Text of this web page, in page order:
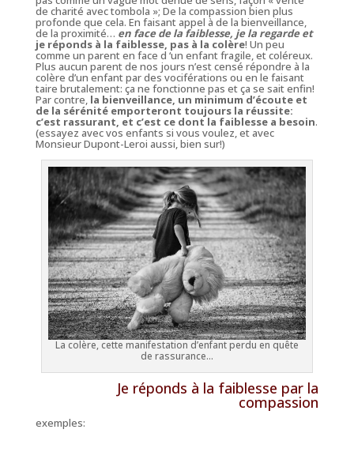
de charité avec tombola »; De la compassion bien plus
profonde que cela. En faisant appel à de la bienveillance,
de la proximité… en face de la faiblesse, je la regarde et
je réponds à la faiblesse, pas à la colère! Un peu
comme un parent en face d ‘un enfant fragile, et coléreux.
Plus aucun parent de nos jours n’est censé répondre à la
colère d’un enfant par des vociférations ou en le faisant
taire brutalement: ça ne fonctionne pas et ça se sait enfin!
Par contre, la bienveillance, un minimum d’écoute et
de la sérénité emporteront toujours la réussite:
c’est rassurant, et c’est ce dont la faiblesse a besoin.
(essayez avec vos enfants si vous voulez, et avec
Monsieur Dupont-Leroi aussi, bien sur!)
La colère, cette manifestation d’enfant perdu en quête
de rassurance…
Je réponds à la faiblesse par la
compassion
exemples: